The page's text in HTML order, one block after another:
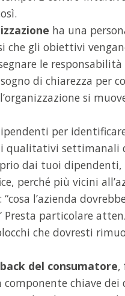
ha una
che gli obiettivi
le
di chiarezza per
si
per
qualitativi settimanali
dai tuoi
perché più vicini
l’azienda
particolare
che dovresti
del consumatore,
componente chiave